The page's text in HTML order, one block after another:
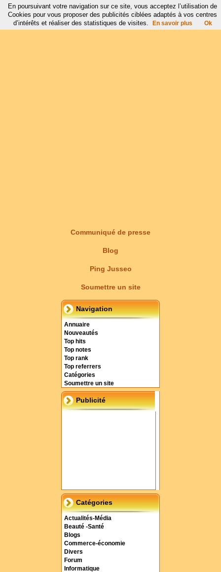
Communiqué de presse
Blog
Ping Jusseo
Soumettre un site
Navigation
Annuaire
Nouveautés
Top hits
Top notes
Top rank
Top referrers
Catégories
Soumettre un site
Publicité
Catégories
Actualités-Média
Beauté -Santé
Blogs
Commerce-économie
Divers
Forum
Informatique
En poursuivant votre navigation sur ce site, vous acceptez l’utilisation de
Cookies pour vous proposer des publicités ciblées adaptés à vos centres
d’intérêts et réaliser des statistiques de visites.
En savoir plus Ok